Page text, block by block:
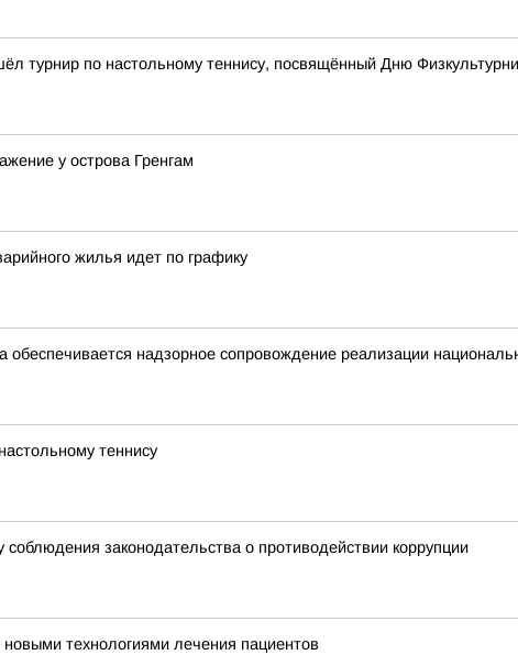
турнир по настольному теннису, посвящённый Дню
у острова Гренгам
жилья идет по графику
надзорное сопровождение реализации
теннису
законодательства о противодействии коррупции
технологиями лечения пациентов